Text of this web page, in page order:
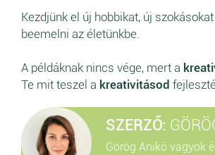
Kezdjünk el új hobbikat, új
beemelni az életünkbe.
A példáknak nincs vége, mert a
Te mit teszel a kreativitásod
SZERZŐ:
Görög Anikó vagyok